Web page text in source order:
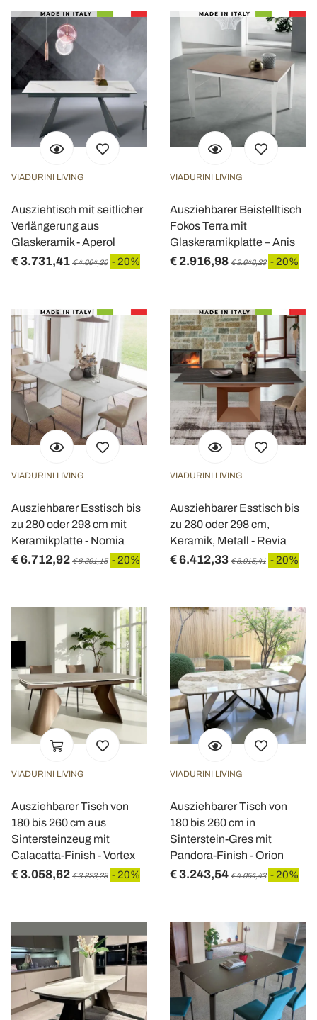
VIADURINI LIVING
Ausziehtisch mit seitlicher
Verlängerung aus
Glaskeramik - Aperol
€ 3.731,41 € 4.664,26 - 20%
VIADURINI LIVING
Ausziehbarer Beistelltisch
Fokos Terra mit
Glaskeramikplatte – Anis
€ 2.916,98 € 3.646,23 - 20%
VIADURINI LIVING
Ausziehbarer Esstisch bis
zu 280 oder 298 cm mit
Keramikplatte - Nomia
€ 6.712,92 € 8.391,15 - 20%
VIADURINI LIVING
Ausziehbarer Esstisch bis
zu 280 oder 298 cm,
Keramik, Metall - Revia
€ 6.412,33 € 8.015,41 - 20%
VIADURINI LIVING
Ausziehbarer Tisch von
180 bis 260 cm aus
Sintersteinzeug mit
Calacatta-Finish - Vortex
€ 3.058,62 € 3.823,28 - 20%
VIADURINI LIVING
Ausziehbarer Tisch von
180 bis 260 cm in
Sinterstein-Gres mit
Pandora-Finish - Orion
€ 3.243,54 € 4.054,43 - 20%